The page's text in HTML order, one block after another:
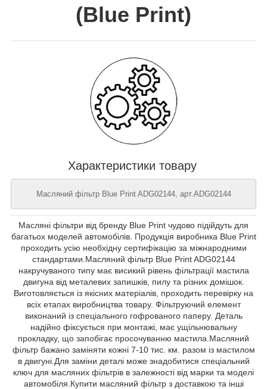
(Blue Print)
Характеристики товару
Масляний фільтр Blue Print ADG02144, арт.ADG02144
Масляні фільтри від бренду Blue Print чудово підійдуть для
багатьох моделей автомобілів. Продукція виробника Blue Print
проходить усію необхідну сертифікацію за міжнародними
стандартами.Масляний фільтр Blue Print ADG02144
накручуваного типу має висикий рівень фільтрації мастила
двигуна від металевих запишків, пилу та різних домішок.
Виготовляється із якісних матеріалів, проходить перевірку на
всіх етапах виробництва товару. Фільтруючий елемент
виконаний із спеціального гофрованого паперу. Деталь
надійно фіксується при монтажі, має ущільнювальну
прокладку, що запобігає просочуванню мастила.Масляний
фільтр бажано заміняти кожні 7-10 тис. км. разом із мастилом
в двигуні.Для заміни деталі може знадобитися спеціальний
ключ для масляних фільтрів в залежності від марки та моделі
автомобіля.Купити масляний фільтр з доставкою та інші